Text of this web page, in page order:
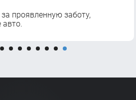
проявленную заботу,
авто.